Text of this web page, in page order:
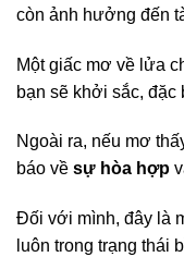
còn ảnh hưởng đến
Một giấc mơ về lửa
bạn sẽ khởi sắc, đặc
Ngoài ra, nếu mơ
báo về sự hòa hợp
Đối với mình, đây là
luôn trong trạng thái